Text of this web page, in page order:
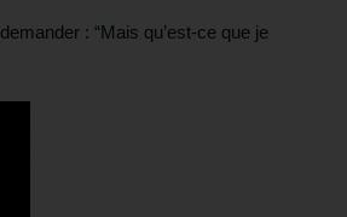
: “Mais qu’est-ce que je